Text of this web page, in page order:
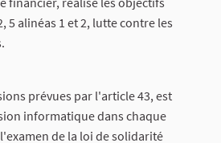
5 alinéas 1 et 2, lutte contre les
prévues par l'article 43, est
informatique dans chaque
de la loi de solidarité